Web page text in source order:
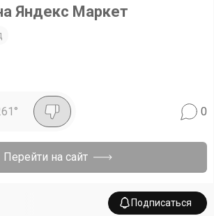
Яндекс Маркет
° 0
Перейти на сайт
Подписаться